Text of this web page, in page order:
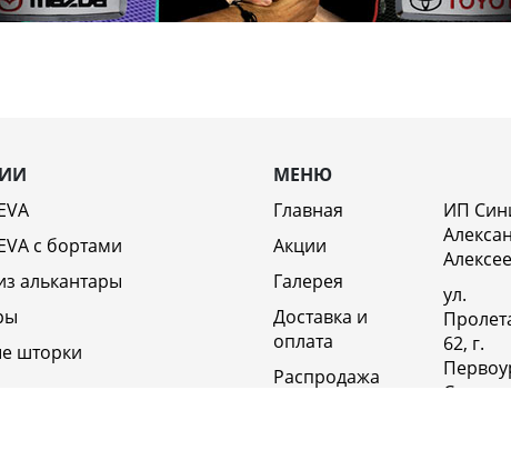
c бортами
алькантары
шторки
МЕНЮ
Главная
Акции
Галерея
Доставка и
оплата
Распродажа
ИП
ул.
62, г.